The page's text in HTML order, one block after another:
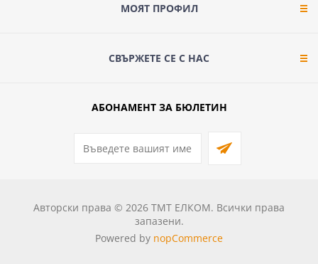
МОЯТ ПРОФИЛ
СВЪРЖЕТЕ СЕ С НАС
АБОНАМЕНТ ЗА БЮЛЕТИН
Авторски права © 2026 ТМТ ЕЛКОМ. Всички права
запазени.
Powered by nopCommerce